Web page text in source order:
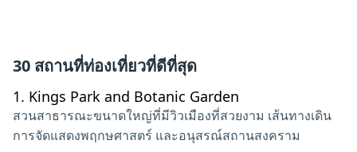
30 สถานที่ท่องเที่ยวที่ดีที่สุด
1. Kings Park and Botanic Garden
สวนสาธารณะขนาดใหญ่ที่มีวิวเมืองที่สวยงาม เส้นทางเดิน
การจัดแสดงพฤกษศาสตร์ และอนุสรณ์สถานสงคราม